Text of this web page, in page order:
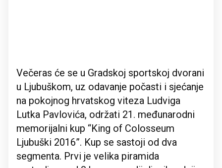
Večeras će se u Gradskoj sportskoj dvorani
u Ljubuškom, uz odavanje počasti i sjećanje
na pokojnog hrvatskog viteza Ludviga
Lutka Pavlovića, održati 21. međunarodni
memorijalni kup “King of Colosseum
Ljubuški 2016”. Kup se sastoji od dva
segmenta. Prvi je velika piramida